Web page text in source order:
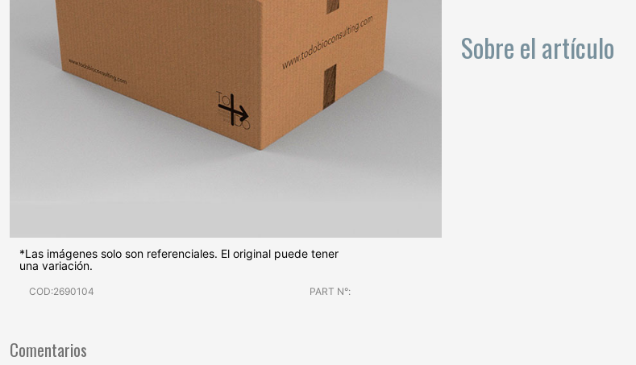
*Las imágenes solo son referenciales. El original puede tener
una variación.
COD:2690104 PART N°:
Sobre el artículo
Comentarios